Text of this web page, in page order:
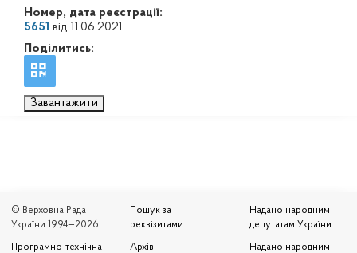
Номер, дата реєстрації:
5651 від 11.06.2021
Поділитись:
Завантажити
© Верховна Рада
України 1994—2026
Програмно-технічна
Пошук за
реквізитами
Архів
Надано народним
депутатам України
Надано народним